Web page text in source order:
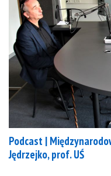
Podcast |
Jędrzejko, prof. UŚ